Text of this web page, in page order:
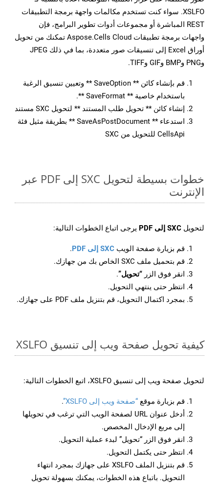
XSLFO. سواء كنت تستخدم مكالمات واجهة برمجة التطبيقات
REST المباشرة أو مجموعات أدوات تطوير البرامج، فإن
واجهات برمجة تطبيقات Aspose.Cells Cloud تمكنك من تحويل
أوراق Excel إلى تنسيقات صور متعددة، بما في ذلك JPEG
وPNG وBMP وGIF وTIFF.
قم بإنشاء كائن ** SaveOption ** وتعيين تنسيق الرغبة
باستخدام خاصية ** SaveFormat **.
إنشاء كائن ** تحويل طلب المستند ** لتحويل SXC مستند
استدعاء ** SaveAsPostDocument ** بطريقة مثيل فئة
CellsApi للتحويل من SXC
خطوات بسيطة لتحويل SXC إلى PDF عبر
الإنترنت
لتحويل SXC إلى PDF يرجى اتباع الخطوات التالية:
قم بزيارة صفحة الويب SXC إلى PDF
.
قم بتحميل ملف SXC الخاص بك من جهازك.
انقر فوق الزر “تحويل”.
انتظر حتى ينتهي التحويل.
بمجرد اكتمال التحويل، قم بتنزيل ملف PDF على جهازك.
كيفية تحويل صفحة ويب إلى تنسيق XSLFO
لتحويل صفحة ويب إلى تنسيق XSLFO، اتبع الخطوات التالية:
قم بزيارة موقع “صفحة ويب إلى XSLFO”
.
أدخل عنوان URL لصفحة الويب التي ترغب في تحويلها
إلى مربع الإدخال المخصص.
انقر فوق الزر “تحويل” لبدء عملية التحويل.
انتظر حتى يكتمل التحويل.
قم بتنزيل الملف XSLFO على جهازك بمجرد انتهاء
التحويل. باتباع هذه الخطوات، يمكنك بسهولة تحويل